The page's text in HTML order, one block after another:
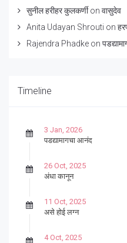
सुनील हरीहर कुलकर्णीon वासुदेव
Anita Udayan Shrouti on
Rajendra Phadke on
Timeline
3 Jan, 2026
पडद्यामागचा आनंद
26 Oct, 2025
अंधा कानून
11 Oct, 2025
असे होई लग्न
4 Oct, 2025